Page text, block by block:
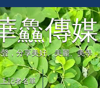
鱻傳媒
，分享美好、美麗、美學
記者名單